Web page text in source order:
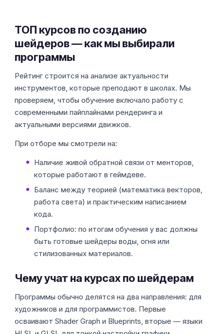
ТОП курсов по созданию
шейдеров — как мы выбирали
программы
Рейтинг строится на анализе актуальности
инструментов, которые преподают в школах. Мы
проверяем, чтобы обучение включало работу с
современными пайплайнами рендеринга и
актуальными версиями движков.
При отборе мы смотрели на:
Наличие живой обратной связи от менторов,
которые работают в геймдеве.
Баланс между теорией (математика векторов,
работа света) и практическим написанием
кода.
Портфолио: по итогам обучения у вас должны
быть готовые шейдеры воды, огня или
стилизованных материалов.
Чему учат на курсах по шейдерам
Программы обычно делятся на два направления: для
художников и для программистов. Первые
осваивают Shader Graph и Blueprints, вторые — языки